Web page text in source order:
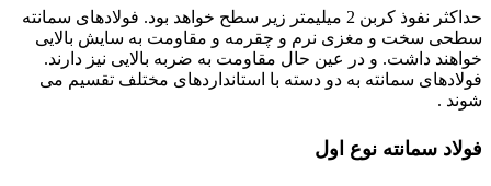
حداکثر نفوذ کربن 2 میلیمتر زیر سطح خواهد بود. فولادهای سمانته
سطحی سخت و مغزی نرم و چقرمه و مقاومت به سایش بالایی
خواهند داشت. و در عین حال مقاومت به ضربه بالایی نیز دارند.
فولادهای سمانته به دو دسته با استانداردهای مختلف تقسیم می
شوند .
فولاد سمانته نوع اول